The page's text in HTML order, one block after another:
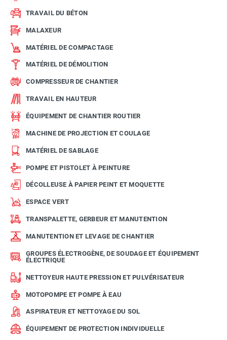
TRAVAIL DU BÉTON
MALAXEUR
MATÉRIEL DE COMPACTAGE
MATÉRIEL DE DÉMOLITION
COMPRESSEUR DE CHANTIER
TRAVAIL EN HAUTEUR
ÉQUIPEMENT DE CHANTIER ROUTIER
MACHINE DE PROJECTION ET COULAGE
MATÉRIEL DE SABLAGE
POMPE ET PISTOLET À PEINTURE
DÉCOLLEUSE À PAPIER PEINT ET MOQUETTE
ESPACE VERT
TRANSPALETTE, GERBEUR ET MANUTENTION
MANUTENTION ET LEVAGE DE CHANTIER
GROUPES ÉLECTROGÈNE, DE SOUDAGE ET ÉQUIPEMENT
ÉLECTRIQUE
NETTOYEUR HAUTE PRESSION ET PULVÉRISATEUR
MOTOPOMPE ET POMPE À EAU
ASPIRATEUR ET NETTOYAGE DU SOL
ÉQUIPEMENT DE PROTECTION INDIVIDUELLE